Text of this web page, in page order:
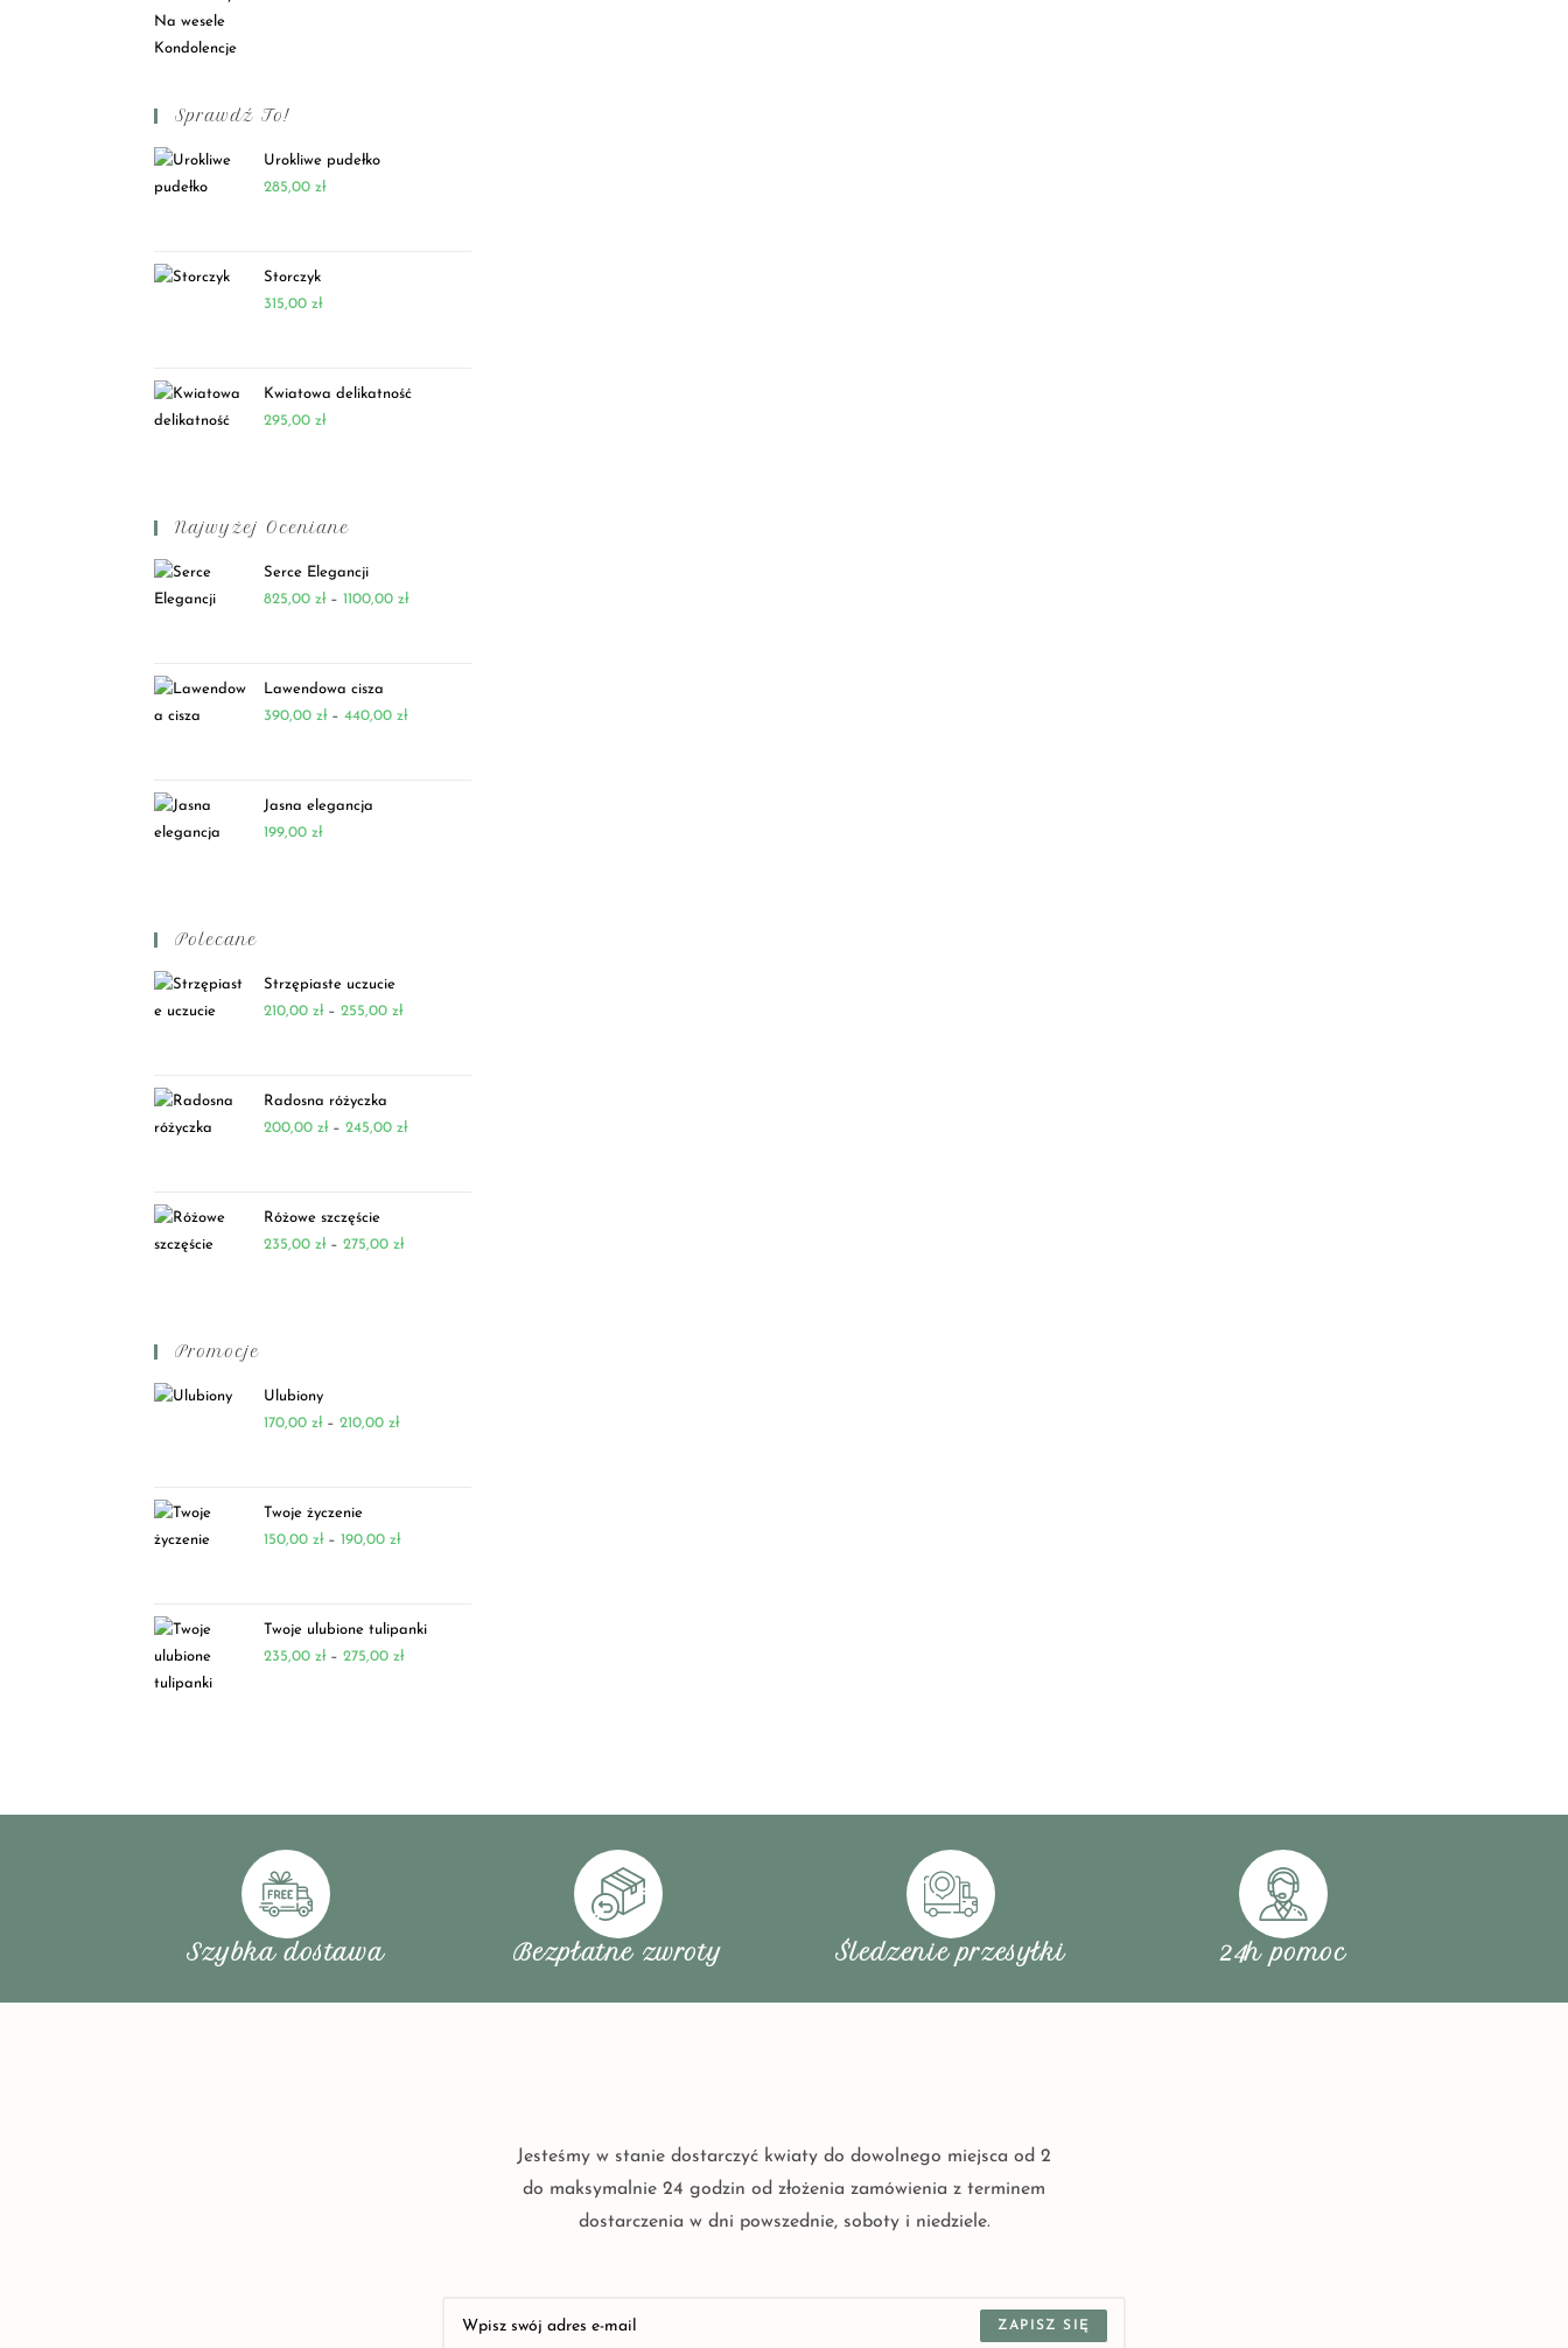
Na wesele
Kondolencje
Sprawdź To!
Urokliwe pudełko
285,00 zł
Storczyk
315,00 zł
Kwiatowa delikatność
295,00 zł
Najwyżej Oceniane
Serce Elegancji
825,00 zł – 1100,00 zł
Lawendowa cisza
390,00 zł – 440,00 zł
Jasna elegancja
199,00 zł
Polecane
Strzępiaste uczucie
210,00 zł – 255,00 zł
Radosna różyczka
200,00 zł – 245,00 zł
Różowe szczęście
235,00 zł – 275,00 zł
Promocje
Ulubiony
170,00 zł – 210,00 zł
Twoje życzenie
150,00 zł – 190,00 zł
Twoje ulubione tulipanki
235,00 zł – 275,00 zł
Szybka dostawa Bezpłatne zwroty Śledzenie przesyłki 24h pomoc
Jesteśmy w stanie dostarczyć kwiaty do dowolnego miejsca od 2
do maksymalnie 24 godzin od złożenia zamówienia z terminem
dostarczenia w dni powszednie, soboty i niedziele.
ZAPISZ SIĘ